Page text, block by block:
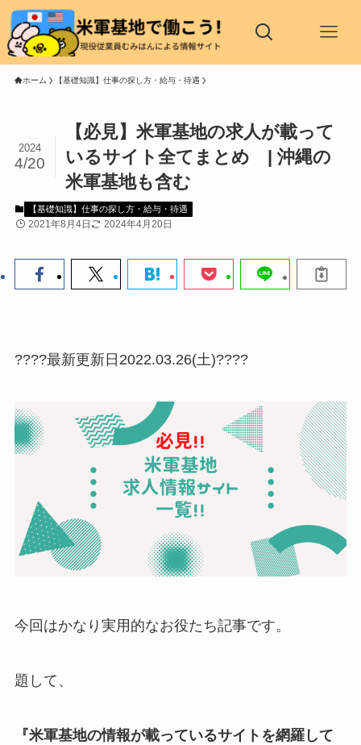
ホーム 【基礎知識】仕事の探し方・給与・待遇
【必見】米軍基地の求人が載って
いるサイト全てまとめ | 沖縄の
米軍基地も含む
2024
4/20
【基礎知識】仕事の探し方・給与・待遇
2021年8月4日 2024年4月20日
????最新更新日2022.03.26(土)????
今回はかなり実用的なお役たち記事です。
題して、
『米軍基地の情報が載っているサイトを網羅して